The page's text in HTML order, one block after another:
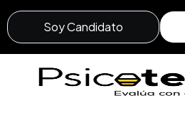
Soy Candidato